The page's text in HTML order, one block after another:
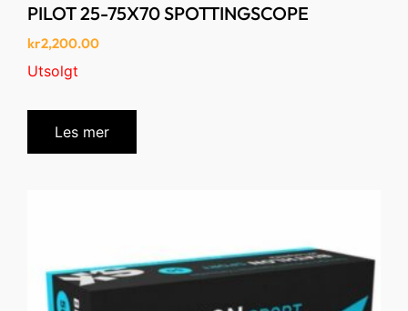
PILOT 25-75X70 SPOTTINGSCOPE
kr2,200.00
Utsolgt
Les mer